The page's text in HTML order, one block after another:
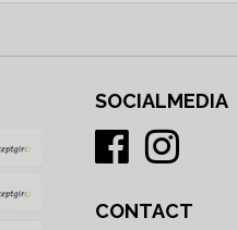
SOCIALMEDIA
CONTACT